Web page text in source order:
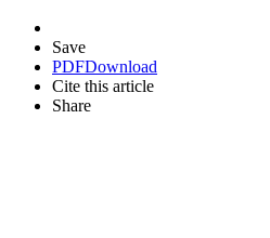
Save
PDFDownload
Cite this article
Share